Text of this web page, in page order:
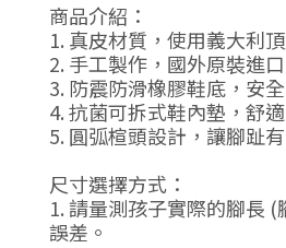
商品介紹：
1. 真皮材質，使用義大利
2. 手工製作，國外原裝進
3. 防震防滑橡膠鞋底，安
4. 抗菌可拆式鞋內墊，舒
5. 圓弧楦頭設計，讓腳趾
尺寸選擇方式：
1. 請量測孩子實際的腳長
誤差。